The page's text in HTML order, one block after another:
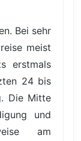
Bei sehr
meist
erstmals
24 bis
Die Mitte
und
am